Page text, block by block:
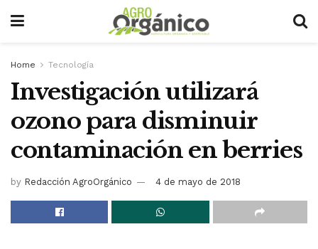
Home Tecnología
Investigación utilizará
ozono para disminuir
contaminación en berries
by Redacción AgroOrgánico 4 de mayo de 2018